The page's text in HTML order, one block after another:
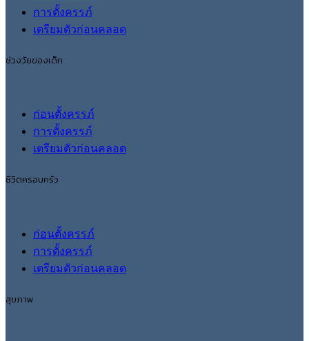
การตั้งครรภ์
เตรียมตัวก่อนคลอด
ช่วงวัยของเด็ก
ก่อนตั้งครรภ์
การตั้งครรภ์
เตรียมตัวก่อนคลอด
ชีวิตครอบครัว
ก่อนตั้งครรภ์
การตั้งครรภ์
เตรียมตัวก่อนคลอด
สุขภาพ